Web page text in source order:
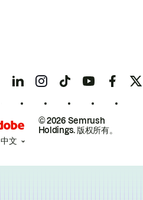
© 2026 Semrush
Holdings. 版权所有。
中文